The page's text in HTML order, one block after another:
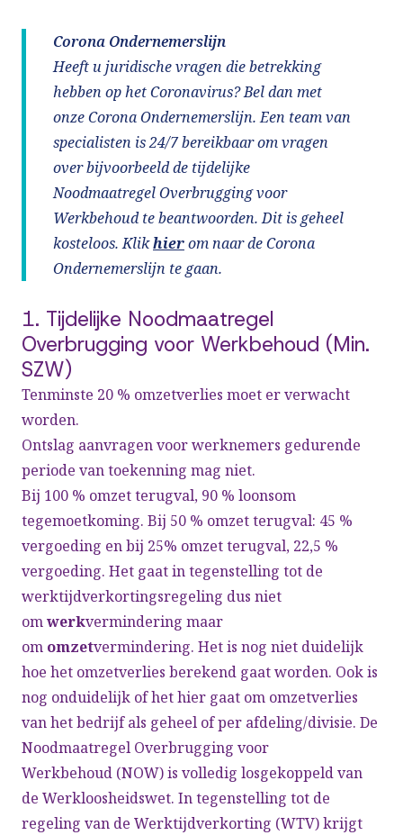
Corona Ondernemerslijn
Heeft u juridische vragen die betrekking
hebben op het Coronavirus? Bel dan met
onze Corona Ondernemerslijn. Een team van
specialisten is 24/7 bereikbaar om vragen
over bijvoorbeeld de tijdelijke
Noodmaatregel Overbrugging voor
Werkbehoud te beantwoorden. Dit is geheel
kosteloos. Klikhierom naar de Corona
Ondernemerslijn te gaan.
1. Tijdelijke Noodmaatregel
Overbrugging voor Werkbehoud (Min.
SZW)
Tenminste 20 % omzetverlies moet er verwacht
worden.
Ontslag aanvragen voor werknemers gedurende
periode van toekenning mag niet.
Bij 100 % omzet terugval, 90 % loonsom
tegemoetkoming. Bij 50 % omzet terugval: 45 %
vergoeding en bij 25% omzet terugval, 22,5 %
vergoeding. Het gaat in tegenstelling tot de
werktijdverkortingsregeling dus niet
omwerkvermindering maar
om omzetvermindering. Het is nog niet duidelijk
hoe het omzetverlies berekend gaat worden. Ook is
nog onduidelijk of het hier gaat om omzetverlies
van het bedrijf als geheel of per afdeling/divisie. De
Noodmaatregel Overbrugging voor
Werkbehoud (NOW) is volledig losgekoppeld van
de Werkloosheidswet. In tegenstelling tot de
regeling van de Werktijdverkorting (WTV) krijgt